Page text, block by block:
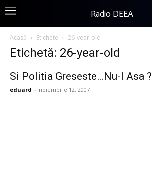
Radio DEEA
Acasă Etichete 26-year-old
Etichetă: 26-year-old
Si Politia Greseste…Nu-I Asa ?
eduard - noiembrie 12, 2007